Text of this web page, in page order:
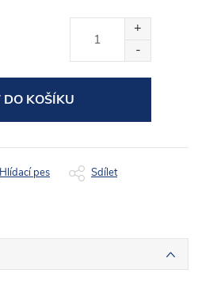
DO KOŠÍKU
Hlídací pes Sdílet